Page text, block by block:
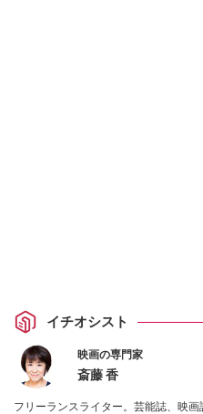
イチオシスト
映画の専門家
斎藤 香
フリーランスライター。芸能誌、映